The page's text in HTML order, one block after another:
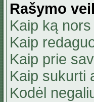
Rašymo
Kaip ką
Kaip
Kaip prie
Kaip sukurti
Kodėl